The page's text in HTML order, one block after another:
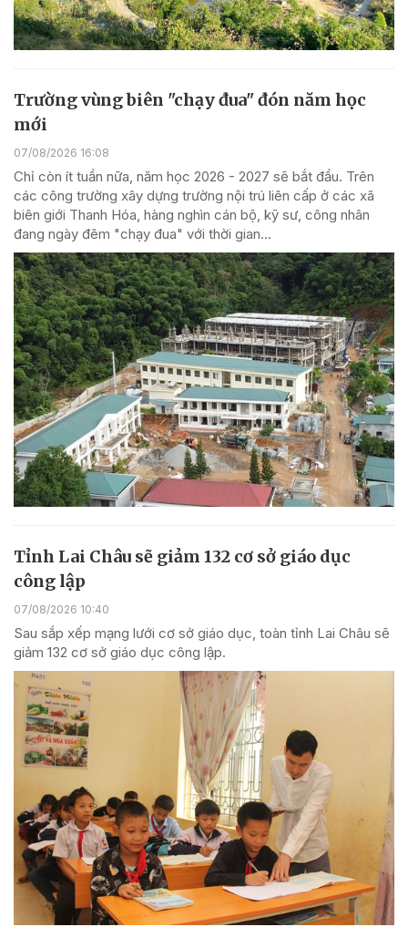
Trường vùng biên "chạy đua" đón năm học
mới
07/08/2026 16:08
Chỉ còn ít tuần nữa, năm học 2026 - 2027 sẽ bắt đầu. Trên
các công trường xây dựng trường nội trú liên cấp ở các xã
biên giới Thanh Hóa, hàng nghìn cán bộ, kỹ sư, công nhân
đang ngày đêm "chạy đua" với thời gian...
Tỉnh Lai Châu sẽ giảm 132 cơ sở giáo dục
công lập
07/08/2026 10:40
Sau sắp xếp mạng lưới cơ sở giáo dục, toàn tỉnh Lai Châu sẽ
giảm 132 cơ sở giáo dục công lập.